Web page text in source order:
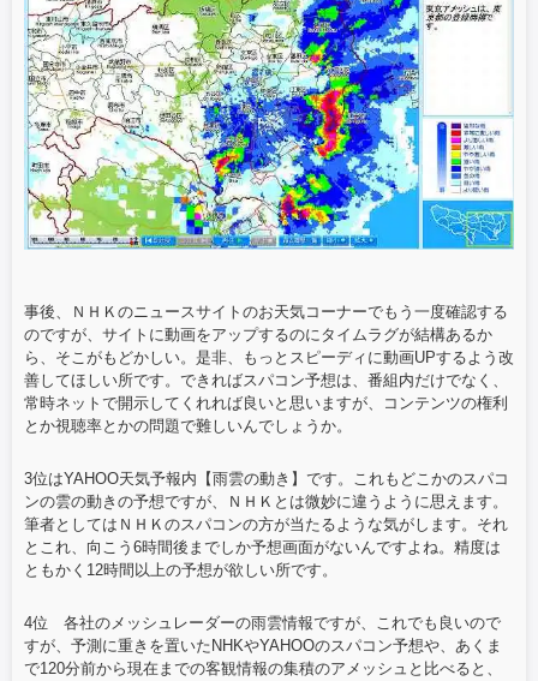
事後、ＮＨＫのニュースサイトのお天気コーナーでもう一度確認する
のですが、サイトに動画をアップするのにタイムラグが結構あるか
ら、そこがもどかしい。是非、もっとスピーディに動画UPするよう改
善してほしい所です。できればスパコン予想は、番組内だけでなく、
常時ネットで開示してくれれば良いと思いますが、コンテンツの権利
とか視聴率とかの問題で難しいんでしょうか。
3位はYAHOO天気予報内【雨雲の動き】です。これもどこかのスパコ
ンの雲の動きの予想ですが、ＮＨＫとは微妙に違うように思えます。
筆者としてはＮＨＫのスパコンの方が当たるような気がします。それ
とこれ、向こう6時間後までしか予想画面がないんですよね。精度は
ともかく12時間以上の予想が欲しい所です。
4位 各社のメッシュレーダーの雨雲情報ですが、これでも良いので
すが、予測に重きを置いたNHKやYAHOOのスパコン予想や、あくま
で120分前から現在までの客観情報の集積のアメッシュと比べると、